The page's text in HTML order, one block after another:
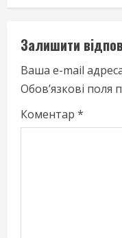
n
u
e
R
e
Залишити
Ваша e-mail
Обов’язкові поля
Коментар *